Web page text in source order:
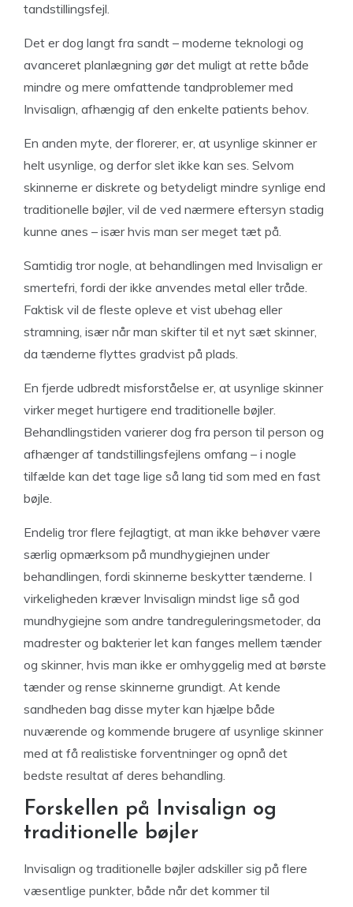
tandstillingsfejl.
Det er dog langt fra sandt – moderne teknologi og
avanceret planlægning gør det muligt at rette både
mindre og mere omfattende tandproblemer med
Invisalign, afhængig af den enkelte patients behov.
En anden myte, der florerer, er, at usynlige skinner er
helt usynlige, og derfor slet ikke kan ses. Selvom
skinnerne er diskrete og betydeligt mindre synlige end
traditionelle bøjler, vil de ved nærmere eftersyn stadig
kunne anes – især hvis man ser meget tæt på.
Samtidig tror nogle, at behandlingen med Invisalign er
smertefri, fordi der ikke anvendes metal eller tråde.
Faktisk vil de fleste opleve et vist ubehag eller
stramning, især når man skifter til et nyt sæt skinner,
da tænderne flyttes gradvist på plads.
En fjerde udbredt misforståelse er, at usynlige skinner
virker meget hurtigere end traditionelle bøjler.
Behandlingstiden varierer dog fra person til person og
afhænger af tandstillingsfejlens omfang – i nogle
tilfælde kan det tage lige så lang tid som med en fast
bøjle.
Endelig tror flere fejlagtigt, at man ikke behøver være
særlig opmærksom på mundhygiejnen under
behandlingen, fordi skinnerne beskytter tænderne. I
virkeligheden kræver Invisalign mindst lige så god
mundhygiejne som andre tandreguleringsmetoder, da
madrester og bakterier let kan fanges mellem tænder
og skinner, hvis man ikke er omhyggelig med at børste
tænder og rense skinnerne grundigt. At kende
sandheden bag disse myter kan hjælpe både
nuværende og kommende brugere af usynlige skinner
med at få realistiske forventninger og opnå det
bedste resultat af deres behandling.
Forskellen på Invisalign og
traditionelle bøjler
Invisalign og traditionelle bøjler adskiller sig på flere
væsentlige punkter, både når det kommer til